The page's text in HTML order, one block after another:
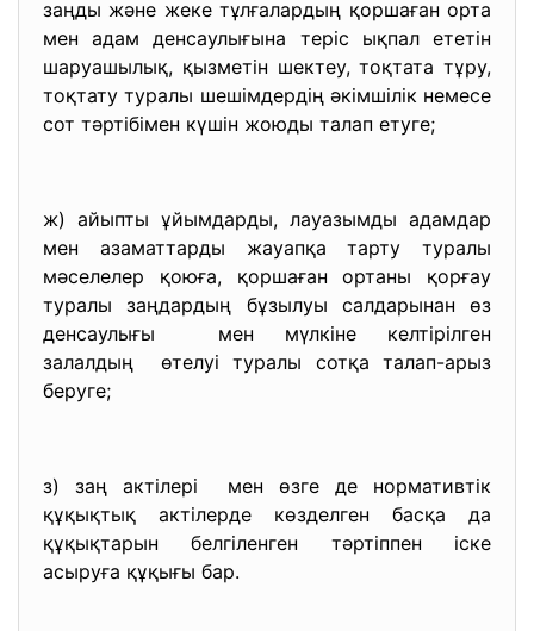
заңды және жеке тұлғалардың қоршаған орта
мен адам денсаулығына теріс ықпал ететін
шаруашылық, қызметін шектеу, тоқтата тұру,
тоқтату туралы шешімдердің әкімшілік немесе
сот тәртібімен күшін жоюды талап етуге;
ж) айыпты ұйымдарды, лауазымды адамдар
мен азаматтарды жауапқа тарту туралы
мәселелер қоюға, қоршаған ортаны қорғау
туралы заңдардың бұзылуы салдарынан өз
денсаулығы мен мүлкіне келтірілген
залалдың өтелуі туралы сотқа талап-арыз
беруге;
з) заң актілері мен өзге де нормативтік
құқықтық актілерде көзделген басқа да
құқықтарын белгіленген тәртіппен іске
асыруға құқығы бар.